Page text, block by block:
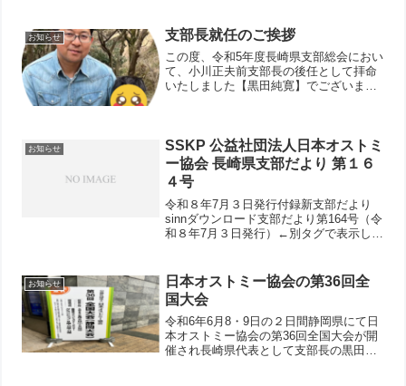
お知らせ 支部長就任のご挨拶
この度、令和5年度長崎県支部総会におい
て、小川正夫前支部長の後任として拝命
いたしました【黒田純寛】でございま
７歳で仕事は看護師をし...
お知らせ
SSKP 公益社団法人日本オストミ
ー協会 長崎県支部だより 第１６
４号
令和８年7月３日発行付録新支部だより
sinnダウンロード支部だより第164号（令
和８年7月３日発行）←別タグで表示しま
お知らせ
日本オストミー協会の第36回全
国大会
令和6年6月8・9日の２日間静岡県にて日
本オストミー協会の第36回全国大会が開
催され長崎県代表として支部長の黒田が